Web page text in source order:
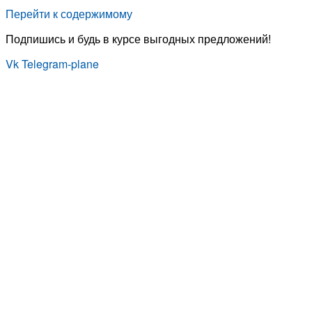
Перейти к содержимому
Подпишись и будь в курсе выгодных предложений!
VkTelegram-plane